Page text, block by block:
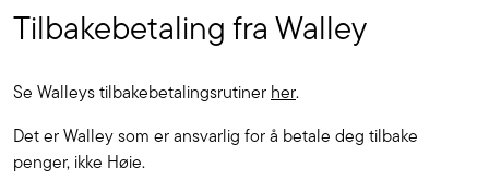
Tilbakebetaling fra Walley
Se Walleys tilbakebetalingsrutiner her.
Det er Walley som er ansvarlig for å betale deg tilbake
penger, ikke Høie.